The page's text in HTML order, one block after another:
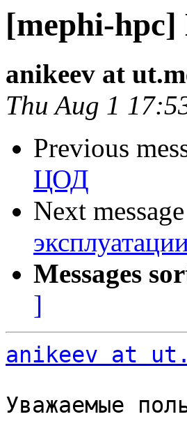
[mephi-hpc]
anikeev at
Thu Aug 1
Previous
ЦОД
Next
Messages
]
anikeev at
Уважаемые